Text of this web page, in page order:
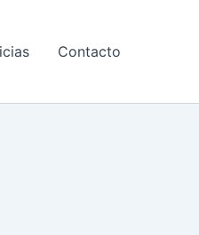
Contacto